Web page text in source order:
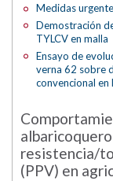
Medidas
Demostración
TYLCV en malla
Ensayo de
verna 62 sobre
convencional en
resistencia/
(PPV) en